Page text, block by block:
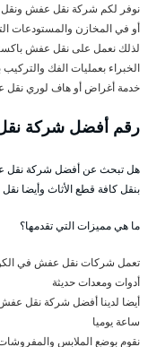
نوفر لكم شركة نقل عفش ونقل
أو في المخازن والمستودعات
لذلك نعمل على نقل عفش
الخبراء بعمليات الفك
خدمة أغراض أو هاف لوري نقل
رقم أفضل شركة
هل تبحث عن أفضل شركة
بنقل كافة قطع الأثاث وأيضا
ما هي مميزات التي تقدمها؟
تعمل شركات نقل عفش في
أدوات ومعدات حديثة
ساعة يوميا
نقوم بوضع الملابس